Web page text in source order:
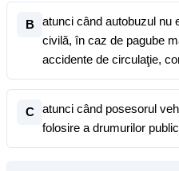
B
atunci când autobuzul nu
civilă, în caz de pagube
accidente de circulaţie,
C
atunci când posesorul
folosire a drumurilor